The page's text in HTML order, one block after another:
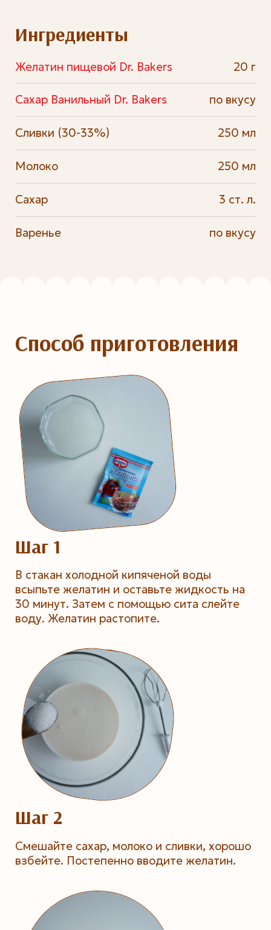
Ингредиенты
Желатин пищевой Dr. Bakers 20 г
Сахар Ванильный Dr. Bakers по вкусу
Сливки (30-33%) 250 мл
Молоко 250 мл
Сахар 3 ст. л.
Варенье по вкусу
Способ приготовления
Шаг 1
В стакан холодной кипяченой воды
всыпьте желатин и оставьте жидкость на
30 минут. Затем с помощью сита слейте
воду. Желатин растопите.
Шаг 2
Смешайте сахар, молоко и сливки, хорошо
взбейте. Постепенно вводите желатин.